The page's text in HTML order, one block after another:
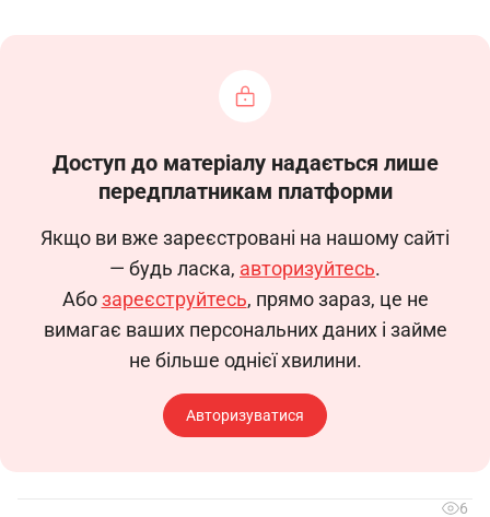
бригадира дільниці пресів-
розширювачів 5-го розряду
(Код КП – 8124)
1. Загальні положення
1.1. Ця робоча інструкція визначає
відповідальність бригадира заготівельного
звільняється з робочого місця наказом по
Доступ до матеріалу надається лише
передплатникам платформи
Якщо ви вже зареєстровані на нашому сайті
— будь ласка, авторизуйтесь.
Абозареєструйтесь, прямо зараз, це не
вимагає ваших персональних даних і займе
не більше однієї хвилини.
Авторизуватися
6